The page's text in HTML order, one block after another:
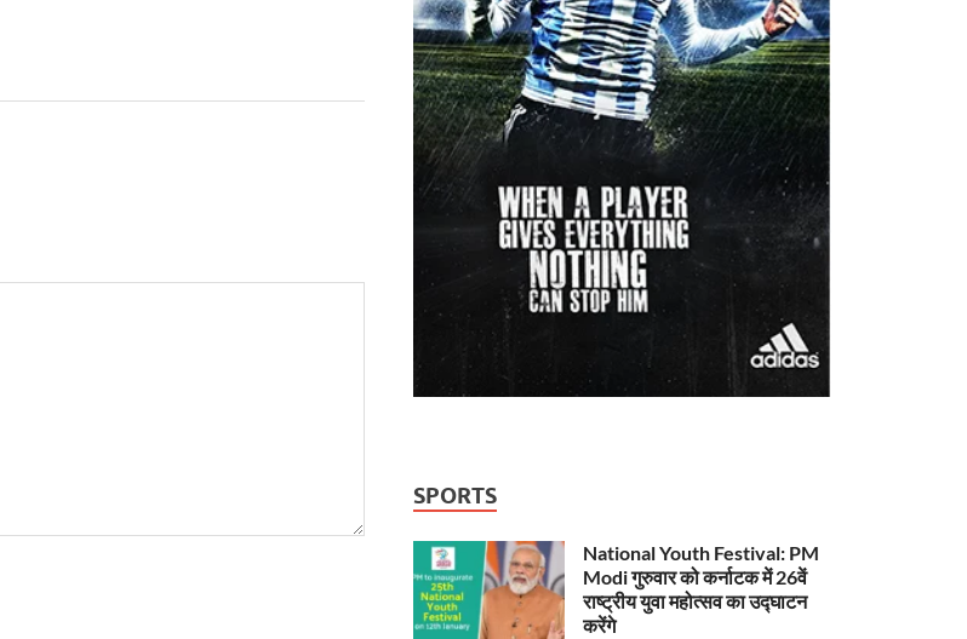
SPORTS
National Youth Festival: PM
Modi गुरुवार को कर्नाटक में 26वें
राष्ट्रीय युवा महोत्सव का उद्घाटन
करेंगे